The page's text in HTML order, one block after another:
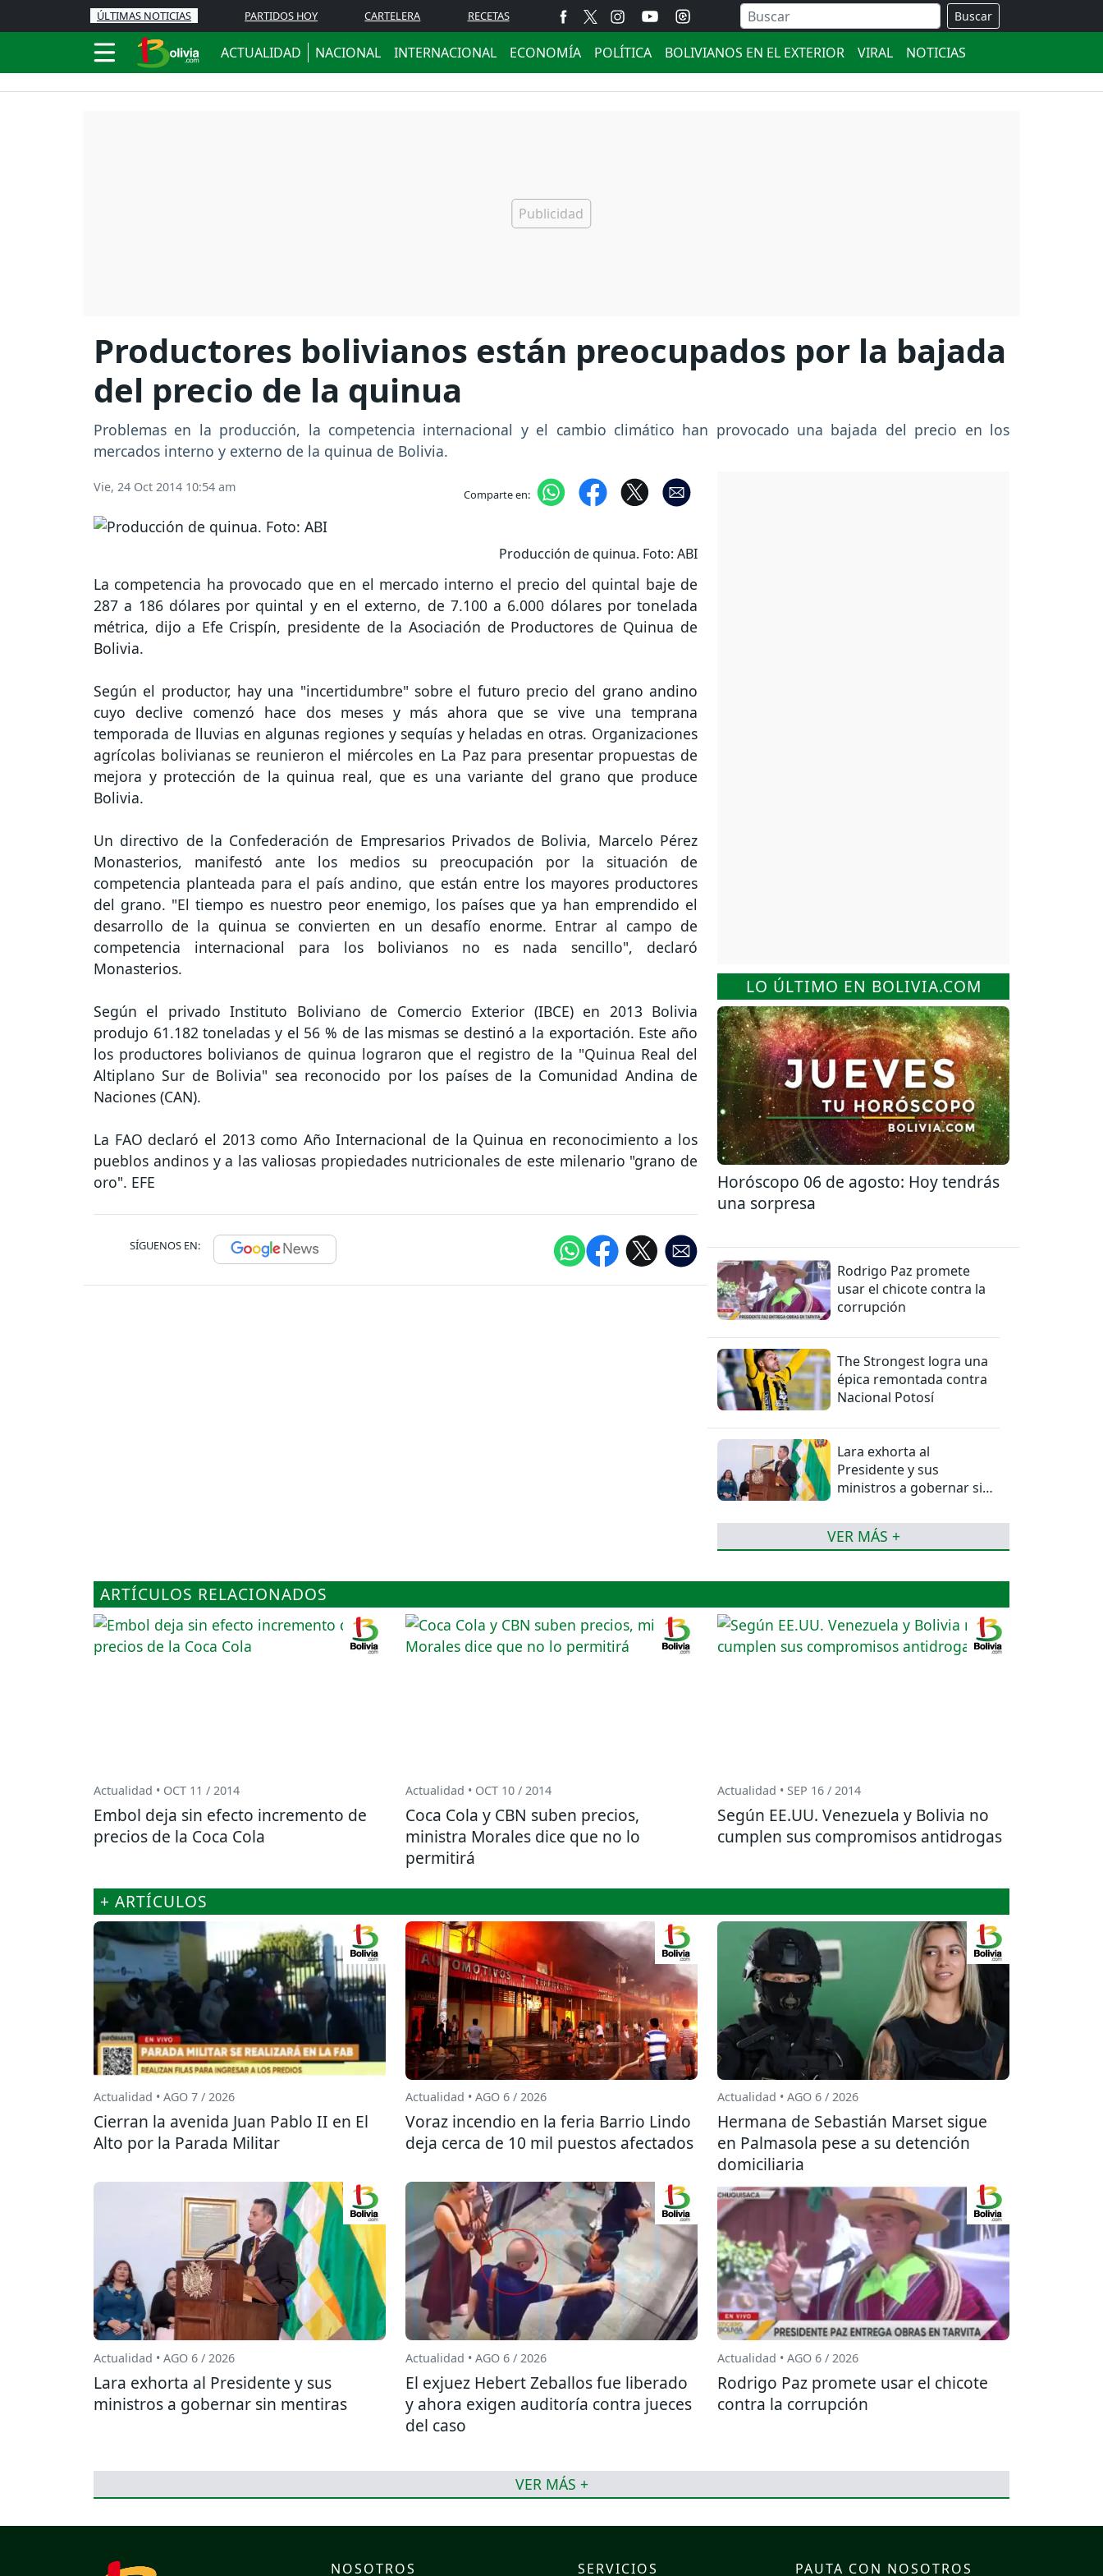
ÚLTIMAS NOTICIAS PARTIDOS HOY CARTELERA RECETAS Buscar
ACTUALIDAD NACIONAL INTERNACIONAL ECONOMÍA POLÍTICA BOLIVIANOS EN EL EXTERIOR VIRAL NOTICIAS
Productores bolivianos están preocupados por la bajada
del precio de la quinua
Problemas en la producción, la competencia internacional y el cambio climático han provocado una bajada del precio en los
mercados interno y externo de la quinua de Bolivia.
Vie, 24 Oct 2014 10:54 am Comparte en:
Producción de quinua. Foto: ABI
La competencia ha provocado que en el mercado interno el precio del quintal baje de
287 a 186 dólares por quintal y en el externo, de 7.100 a 6.000 dólares por tonelada
métrica, dijo a Efe Crispín, presidente de la Asociación de Productores de Quinua de
Bolivia.
Según el productor, hay una "incertidumbre" sobre el futuro precio del grano andino
cuyo declive comenzó hace dos meses y más ahora que se vive una temprana
temporada de lluvias en algunas regiones y sequías y heladas en otras. Organizaciones
agrícolas bolivianas se reunieron el miércoles en La Paz para presentar propuestas de
mejora y protección de la quinua real, que es una variante del grano que produce
Bolivia.
Un directivo de la Confederación de Empresarios Privados de Bolivia, Marcelo Pérez
Monasterios, manifestó ante los medios su preocupación por la situación de
competencia planteada para el país andino, que están entre los mayores productores
del grano. "El tiempo es nuestro peor enemigo, los países que ya han emprendido el
desarrollo de la quinua se convierten en un desafío enorme. Entrar al campo de
competencia internacional para los bolivianos no es nada sencillo", declaró
Monasterios.
Según el privado Instituto Boliviano de Comercio Exterior (IBCE) en 2013 Bolivia
produjo 61.182 toneladas y el 56 % de las mismas se destinó a la exportación. Este año
los productores bolivianos de quinua lograron que el registro de la "Quinua Real del
Altiplano Sur de Bolivia" sea reconocido por los países de la Comunidad Andina de
Naciones (CAN).
La FAO declaró el 2013 como Año Internacional de la Quinua en reconocimiento a los
pueblos andinos y a las valiosas propiedades nutricionales de este milenario "grano de
oro". EFE
SÍGUENOS EN:
LO ÚLTIMO EN BOLIVIA.COM
Horóscopo 06 de agosto: Hoy tendrás
una sorpresa
Rodrigo Paz promete
usar el chicote contra la
corrupción
The Strongest logra una
épica remontada contra
Nacional Potosí
Lara exhorta al
Presidente y sus
ministros a gobernar sin
VER MÁS +
ARTÍCULOS RELACIONADOS
Actualidad • OCT 11 / 2014
Embol deja sin efecto incremento de
precios de la Coca Cola
Actualidad • OCT 10 / 2014
Coca Cola y CBN suben precios,
ministra Morales dice que no lo
permitirá
Actualidad • SEP 16 / 2014
Según EE.UU. Venezuela y Bolivia no
cumplen sus compromisos antidrogas
+ ARTÍCULOS
Actualidad • AGO 7 / 2026
Cierran la avenida Juan Pablo II en El
Alto por la Parada Militar
Actualidad • AGO 6 / 2026
Voraz incendio en la feria Barrio Lindo
deja cerca de 10 mil puestos afectados
Actualidad • AGO 6 / 2026
Hermana de Sebastián Marset sigue
en Palmasola pese a su detención
domiciliaria
Actualidad • AGO 6 / 2026
Lara exhorta al Presidente y sus
ministros a gobernar sin mentiras
Actualidad • AGO 6 / 2026
El exjuez Hebert Zeballos fue liberado
y ahora exigen auditoría contra jueces
del caso
Actualidad • AGO 6 / 2026
Rodrigo Paz promete usar el chicote
contra la corrupción
VER MÁS +
NOSOTROS SERVICIOS PAUTA CON NOSOTROS